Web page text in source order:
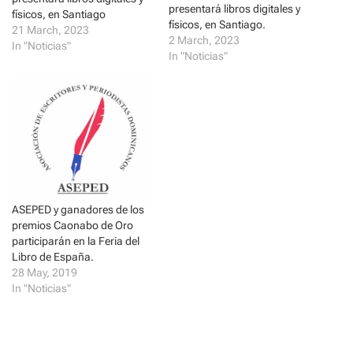
n
e
w
w
i
)
n
n
e
d
o
físicos, en Santiago
21 March, 2023
In "Noticias"
presentará libros digitales y
físicos, en Santiago.
2 March, 2023
In "Noticias"
ASEPED y ganadores de los
premios Caonabo de Oro
participarán en la Feria del
Libro de España.
28 May, 2019
In "Noticias"